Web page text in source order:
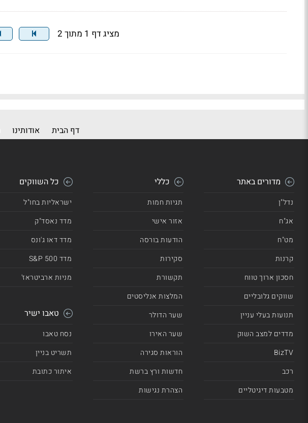
מציג דף 1 מתוך 2
דף הבית אודותינו
מדורים באתר
נדל"ן
אג"ח
מט"ח
קרנות
חסכון ארוך טווח
שווקים גלובליים
תנועות בעלי עניין
מדדים למצב השוק
BizTV
רכב
מטבעות דיגיטליים
כללי
תגיות חמות
אזור אישי
הודעות בורסה
סקירות
תקשורת
המלצות אנליסטים
שער הדולר
שער האירו
הוראות סגירה
חדשות ורץ ברשת
הצהרת נגישות
כל השווקים
ישראליות בחו"ל
מדד נאסד"ק
מדד דאו ג'ונס
מדד 500 S&P
מניות ארביטראז'
טאבו ישיר
נסח טאבו
תשריט בניין
איתור כתובת